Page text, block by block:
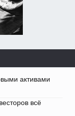
активами
всё